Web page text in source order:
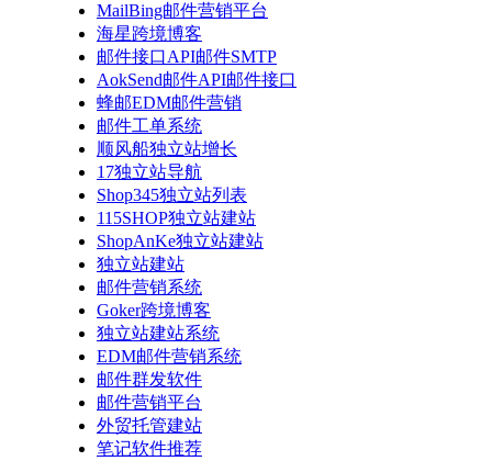
MailBing邮件营销平台
海星跨境博客
邮件接口API邮件SMTP
AokSend邮件API邮件接口
蜂邮EDM邮件营销
邮件工单系统
顺风船独立站增长
17独立站导航
Shop345独立站列表
115SHOP独立站建站
ShopAnKe独立站建站
独立站建站
邮件营销系统
Goker跨境博客
独立站建站系统
EDM邮件营销系统
邮件群发软件
邮件营销平台
外贸托管建站
笔记软件推荐